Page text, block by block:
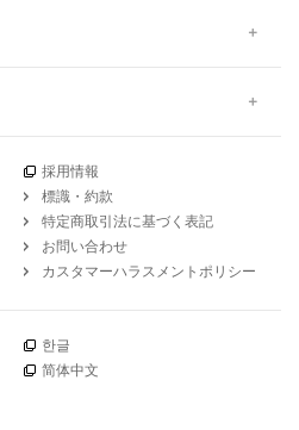
採用情報
標識・約款
特定商取引法に基づく表記
お問い合わせ
カスタマーハラスメントポリシー
한글
简体中文